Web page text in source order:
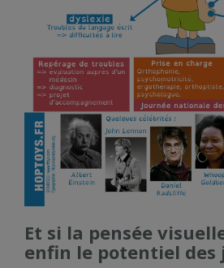
Et si la pensée
enfin le potentiel des